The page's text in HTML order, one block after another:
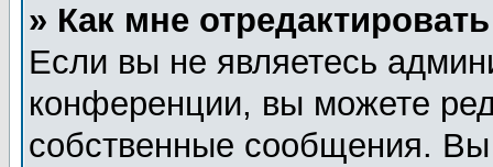
» Как мне
Если вы не являетесь
конференции, вы можете
собственные сообщения.